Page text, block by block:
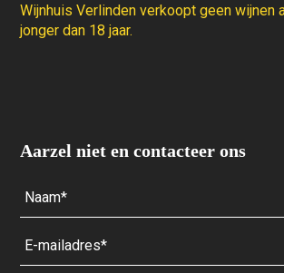
Wijnhuis Verlinden verkoopt geen wijnen
jonger dan 18 jaar.
Aarzel niet en contacteer ons